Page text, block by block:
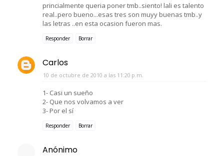
princialmente queria poner tmb..siento! lali es talento
real..pero bueno...esas tres son muyy buenas tmb..y
las letras ..en esta ocasion fueron mas.
Responder Borrar
Carlos
10 de octubre de 2010 a las 11:20 p.m.
1- Casi un sueño
2- Que nos volvamos a ver
3- Por el sí
Responder Borrar
Anónimo